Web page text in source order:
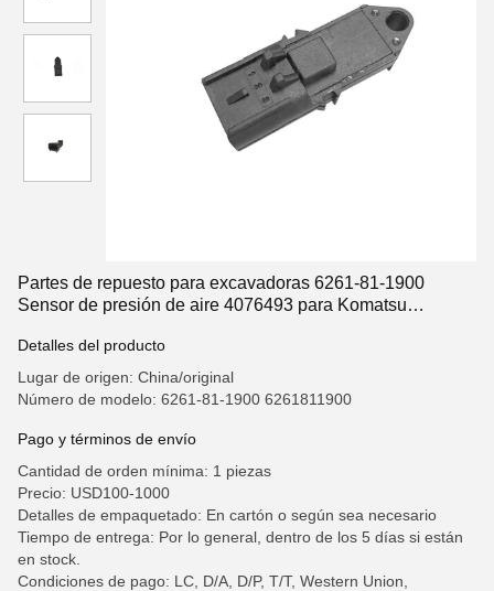
Partes de repuesto para excavadoras 6261-81-1900
Sensor de presión de aire 4076493 para Komatsu
PC350LC-8 PC390LC-10 Partes de repuesto
Detalles del producto
Lugar de origen: China/original
Número de modelo: 6261-81-1900 6261811900
Pago y términos de envío
Cantidad de orden mínima: 1 piezas
Precio: USD100-1000
Detalles de empaquetado: En cartón o según sea necesario
Tiempo de entrega: Por lo general, dentro de los 5 días si están
en stock.
Condiciones de pago: LC, D/A, D/P, T/T, Western Union,